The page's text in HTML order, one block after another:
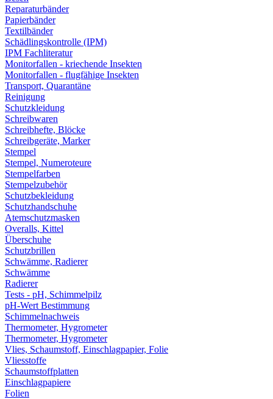
Reparaturbänder
Papierbänder
Textilbänder
Schädlingskontrolle (IPM)
IPM Fachliteratur
Monitorfallen - kriechende Insekten
Monitorfallen - flugfähige Insekten
Transport, Quarantäne
Reinigung
Schutzkleidung
Schreibwaren
Schreibhefte, Blöcke
Schreibgeräte, Marker
Stempel
Stempel, Numeroteure
Stempelfarben
Stempelzubehör
Schutzbekleidung
Schutzhandschuhe
Atemschutzmasken
Overalls, Kittel
Überschuhe
Schutzbrillen
Schwämme, Radierer
Schwämme
Radierer
Tests - pH, Schimmelpilz
pH-Wert Bestimmung
Schimmelnachweis
Thermometer, Hygrometer
Thermometer, Hygrometer
Vlies, Schaumstoff, Einschlagpapier, Folie
Vliesstoffe
Schaumstoffplatten
Einschlagpapiere
Folien